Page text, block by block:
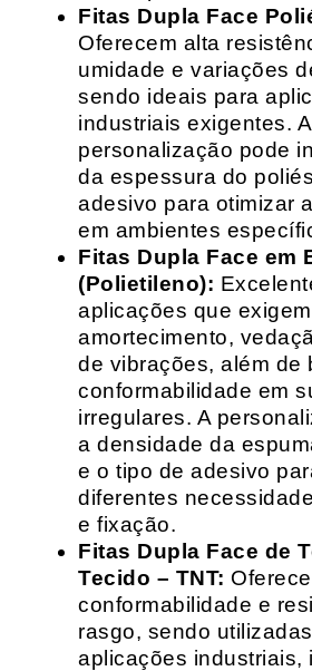
Fitas Dupla Face
Oferecem alta
umidade e variações
sendo ideais para
industriais exigentes. A
personalização pode
da espessura do
adesivo para otimizar
em ambientes
Fitas Dupla Face em
(Polietileno):
aplicações que exigem
amortecimento,
de vibrações, além de
conformabilidade em
irregulares. A
a densidade da
e o tipo de adesivo
diferentes
e fixação.
Fitas Dupla Face de
Tecido – TNT:
conformabilidade e
rasgo, sendo
aplicações industriais,